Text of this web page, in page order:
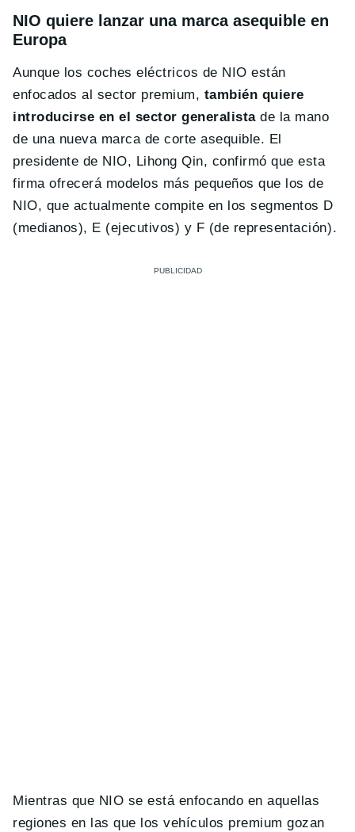
NIO quiere lanzar una marca asequible en
Europa
Aunque los coches eléctricos de NIO están
enfocados al sector premium, también quiere
introducirse en el sector generalistade la mano
de una nueva marca de corte asequible. El
presidente de NIO, Lihong Qin, confirmó que esta
firma ofrecerá modelos más pequeños que los de
NIO, que actualmente compite en los segmentos D
(medianos), E (ejecutivos) y F (de representación).
Mientras que NIO se está enfocando en aquellas
regiones en las que los vehículos premium gozan